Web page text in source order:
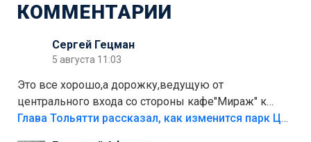
КОММЕНТАРИИ
Сергей Гецман
5 августа 11:03
Это все хорошо,а дорожку,ведущую от
центрального входа со стороны кафе"Мираж" к
аттракционам слабо доделать?А то бордюры
Глава Тольятти рассказал, как изменится парк Центрального района